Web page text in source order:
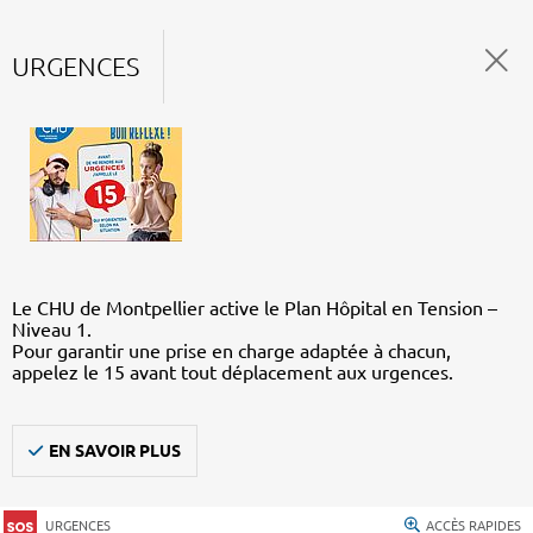
URGENCES
Le CHU de Montpellier active le Plan Hôpital en Tension –
Niveau 1.
Pour garantir une prise en charge adaptée à chacun,
appelez le 15 avant tout déplacement aux urgences.
EN SAVOIR PLUS
URGENCES ACCÈS RAPIDES